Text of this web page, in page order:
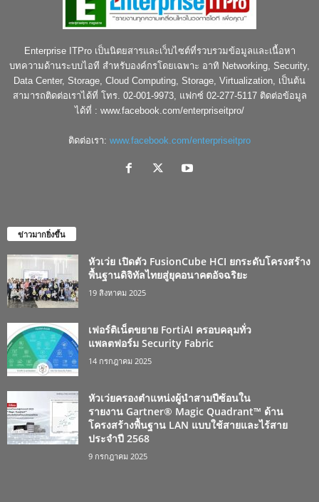
Enterprise ITPro เป็นนิตยสารและเว็บไซต์ที่รวบรวมข้อมูลและเนื้อหา
บทความด้านระบบไอที สำหรับองค์กรโดยเฉพาะ อาทิ Networking, Security,
Data Center, Storage, Cloud Computing, Storage, Virtualization, เป็นต้น
สามารถติดต่อเราได้ที่ โทร. 02-001-9973, แฟกซ์ 02-277-5117 ติดต่อข้อมูล
ได้ที่ : www.facebook.com/enterpriseitpro/
ติดต่อเรา: www.facebook.com/enterpriseitpro
ข่าวมากยิ่งขึ้น
หัวเว่ย เปิดตัว FusionCube HCI ยกระดับโครงสร้าง
พื้นฐานดิจิทัลไทยสู่ยุคอนาคตอัจฉริยะ
19 สิงหาคม 2025
เฟอร์ติเน็ตขยาย FortiAI ครอบคลุมทั่ว
แพลตฟอร์ม Security Fabric
14 กรกฎาคม 2025
หัวเว่ยครองตำแหน่งผู้นำสามปีซ้อนใน
รายงาน Gartner® Magic Quadrant™ ด้าน
โครงสร้างพื้นฐาน LAN แบบใช้สายและไร้สาย
ประจำปี 2568
9 กรกฎาคม 2025